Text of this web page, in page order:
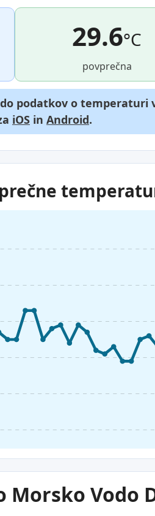
29.6°C
povprečna
podatkov o temperaturi
iOS in Android.
Vodo